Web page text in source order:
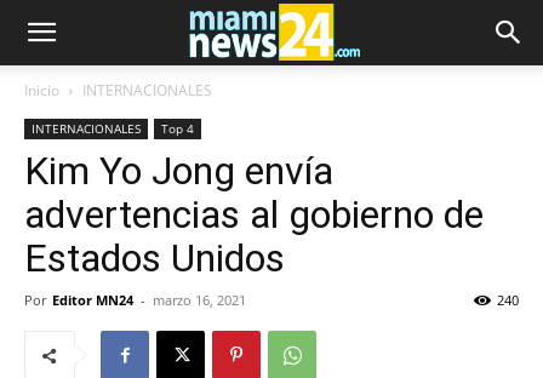
Inicio INTERNACIONALES
INTERNACIONALES Top 4
Kim Yo Jong envía
advertencias al gobierno de
Estados Unidos
Por Editor MN24 - marzo 16, 2021 240